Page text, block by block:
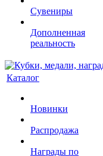
Сувениры
Дополненная
реальность
Каталог
Новинки
Распродажа
Награды по